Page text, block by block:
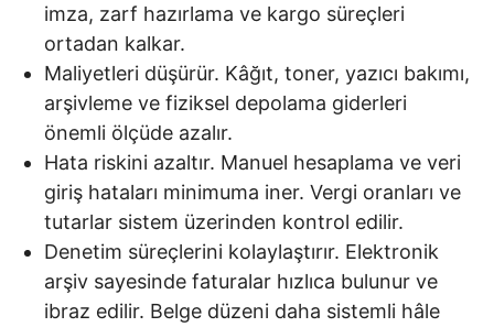
imza, zarf hazırlama ve kargo süreçleri
ortadan kalkar.
Maliyetleri düşürür. Kâğıt, toner, yazıcı bakımı,
arşivleme ve fiziksel depolama giderleri
önemli ölçüde azalır.
Hata riskini azaltır. Manuel hesaplama ve veri
giriş hataları minimuma iner. Vergi oranları ve
tutarlar sistem üzerinden kontrol edilir.
Denetim süreçlerini kolaylaştırır. Elektronik
arşiv sayesinde faturalar hızlıca bulunur ve
ibraz edilir. Belge düzeni daha sistemli hâle